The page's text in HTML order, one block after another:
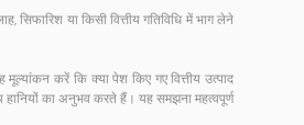
या किसी वित्तीय गतिविधि में भाग लेने
मूल्यांकन करें कि क्या पेश किए गए वित्तीय उत्पाद
का अनुभव करते हैं। यह समझना महत्वपूर्ण